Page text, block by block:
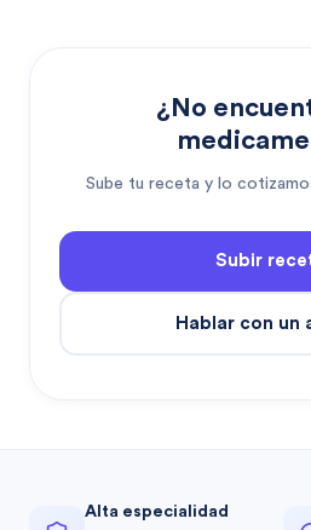
¿No
Sube tu receta y lo
Subir
Hablar con un
Alta especialidad